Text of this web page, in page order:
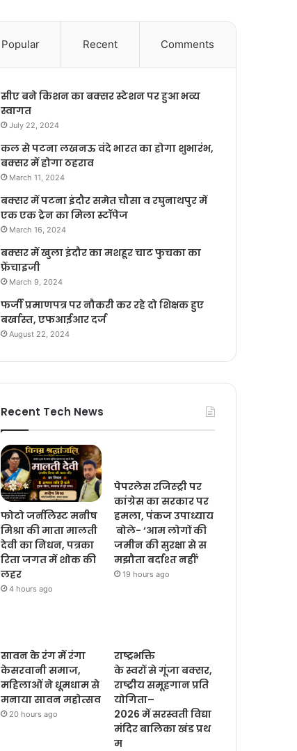
Popular Recent Comments
सीए बने किशन का बक्सर स्टेशन पर हुआ भव्य
स्वागत
July 22, 2024
कल से पटना लखनऊ वंदे भारत का होगा शुभारंभ,
बक्सर में होगा ठहराव
March 11, 2024
बक्सर में पटना इंदौर समेत चौसा व रघुनाथपुर में
एक एक ट्रेन का मिला स्टॉपेज
March 16, 2024
बक्सर में खुला इंदौर का मशहूर चाट फुचका का
फ्रेंचाइजी
March 9, 2024
फर्जी प्रमाणपत्र पर नौकरी कर रहे दो शिक्षक हुए
बर्खास्त, एफआईआर दर्ज
August 22, 2024
Recent Tech News
फोटो जर्नलिस्ट मनीष
मिश्रा की माता मालती
देवी का निधन, पत्रका
रिता जगत में शोक की
लहर
4 hours ago
पेपरलेस रजिस्ट्री पर
कांग्रेस का सरकार पर
हमला, पंकज उपाध्याय
बोले- ‘आम लोगों की
जमीन की सुरक्षा से स
मझौता बर्दाश्त नहीं’
19 hours ago
सावन के रंग में रंगा
केसरवानी समाज,
महिलाओं ने धूमधाम से
मनाया सावन महोत्सव
20 hours ago
राष्ट्रभक्ति
के स्वरों से गूंजा बक्सर,
राष्ट्रीय समूहगान प्रति
योगिता–
2026 में सरस्वती विद्या
मंदिर बालिका खंड प्रथ
म